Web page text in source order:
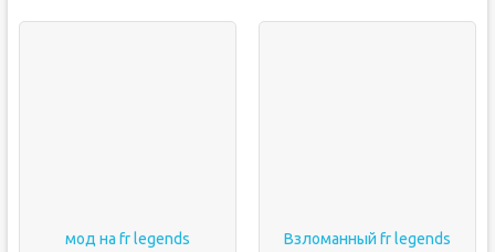
мод на fr legends Взломанный fr legends